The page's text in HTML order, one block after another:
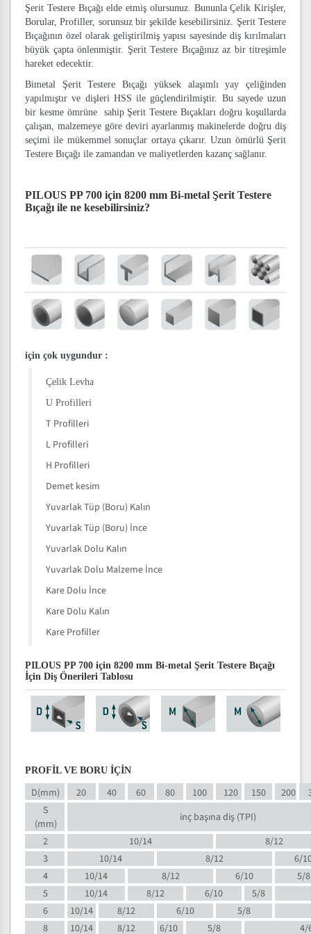
Şerit Testere Bıçağı elde etmiş olursunuz. Bununla Çelik Kirişler,
Borular, Profiller, sorunsuz bir şekilde kesebilirsiniz. Şerit Testere
Bıçağının özel olarak geliştirilmiş yapısı sayesinde diş kırılmaları
büyük çapta önlenmiştir. Şerit Testere Bıçağınız az bir titreşimle
hareket edecektir.
Bimetal Şerit Testere Bıçağı yüksek alaşımlı yay çeliğinden
yapılmıştır ve dişleri HSS ile güçlendirilmiştir. Bu sayede uzun
bir kesme ömrüne sahip Şerit Testere Bıçakları doğru koşullarda
çalışan, malzemeye göre deviri ayarlanmış makinelerde doğru diş
seçimi ile mükemmel sonuçlar ortaya çıkarır. Uzun ömürlü Şerit
Testere Bıçağı ile zamandan ve maliyetlerden kazanç sağlanır.
PILOUS PP 700 için 8200 mm Bi-metal Şerit Testere
Bıçağı ile ne kesebilirsiniz?
için çok uygundur :
Çelik Levha
U Profilleri
T Profilleri
L Profilleri
H Profilleri
Demet kesim
Yuvarlak Tüp (Boru) Kalın
Yuvarlak Tüp (Boru) İnce
Yuvarlak Dolu Kalın
Yuvarlak Dolu Malzeme İnce
Kare Dolu İnce
Kare Dolu Kalın
Kare Profiller
PILOUS PP 700 için 8200 mm Bi-metal Şerit Testere Bıçağı
İçin Diş Önerileri Tablosu
PROFİL VE BORU İÇİN
D(mm) 20 40 60 80 100 120 150 200
S
(mm)
inç başına diş (TPI)
2
10/14
8/12
3
10/14 8/12
6/
4
10/14 8/12 6/10
5/8
5
10/14 8/12 6/10
5/8
6
10/14 8/12 6/10
5/8
8
10/14 8/12 6/10 5/8
4/